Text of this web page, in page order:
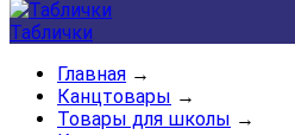
Таблички
Главная →
Канцтовары →
Товары для школы →